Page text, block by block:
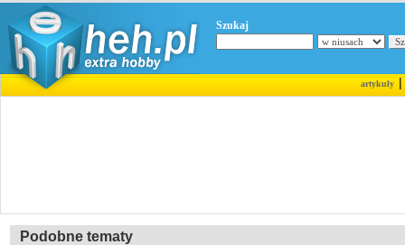
Szukaj
artykuły|
Podobne tematy